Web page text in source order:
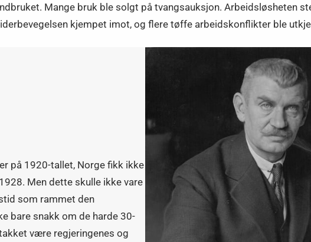
Mange bruk ble solgt på tvangsauksjon. Arbeidsløsheten
kjempet imot, og flere tøffe arbeidskonflikter ble
på 1920-tallet, Norge fikk ikke
Men dette skulle ikke vare
som rammet den
bare snakk om de harde 30-
være regjeringenes og